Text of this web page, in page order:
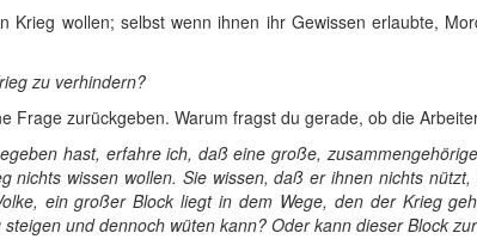
Krieg wollen; selbst wenn ihnen ihr Gewissen erlaubte,
zu verhindern?
Frage zurückgeben. Warum fragst du gerade, ob die
hast, erfahre ich, daß eine große,
nichts wissen wollen. Sie wissen, daß er ihnen nichts
ein großer Block liegt in dem Wege, den der Krieg
und dennoch wüten kann? Oder kann dieser Block